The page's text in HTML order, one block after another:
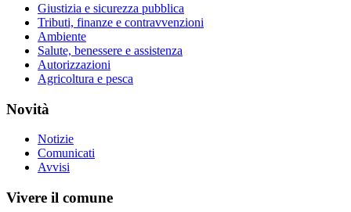
Giustizia e sicurezza pubblica
Tributi, finanze e contravvenzioni
Ambiente
Salute, benessere e assistenza
Autorizzazioni
Agricoltura e pesca
Novità
Notizie
Comunicati
Avvisi
Vivere il comune